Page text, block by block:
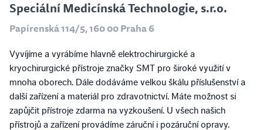
Speciální Medicínská Technologie, s.r.o.
Papírenská 114/5, 160 00 Praha 6
Vyvíjíme a vyrábíme hlavně elektrochirurgické a
kryochirurgické přístroje značky SMT pro široké využití v
mnoha oborech. Dále dodáváme velkou škálu příslušenství a
další zařízení a materiál pro zdravotnictví. Máte možnost si
zapůjčit přístroje zdarma na vyzkoušení. U všech našich
přístrojů a zařízení provádíme záruční i pozáruční opravy.